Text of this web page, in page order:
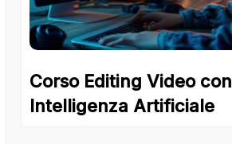
Corso Editing Video con
Intelligenza Artificiale